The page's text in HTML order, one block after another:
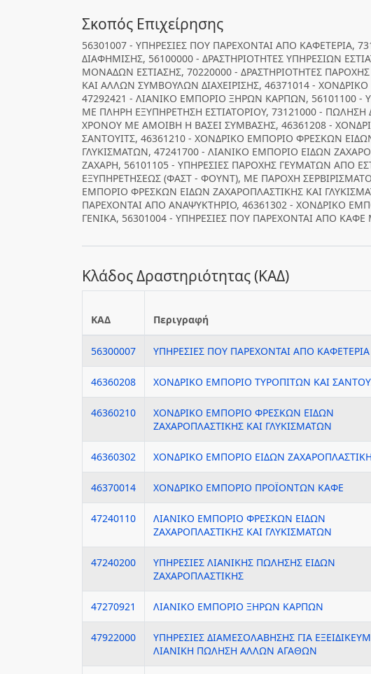
Σκοπός Επιχείρησης
56301007 - ΥΠΗΡΕΣΙΕΣ ΠΟΥ ΠΑΡΕΧΟΝΤΑΙ ΑΠΟ ΚΑΦΕΤΕΡΙΑ,
ΔΙΑΦΗΜΙΣΗΣ, 56100000 - ΔΡΑΣΤΗΡΙΟΤΗΤΕΣ ΥΠΗΡΕΣΙΩΝ
ΜΟΝΑΔΩΝ ΕΣΤΙΑΣΗΣ, 70220000 - ΔΡΑΣΤΗΡΙΟΤΗΤΕΣ
ΚΑΙ ΑΛΛΩΝ ΣΥΜΒΟΥΛΩΝ ΔΙΑΧΕΙΡΙΣΗΣ, 46371014 -
47292421 - ΛΙΑΝΙΚΟ ΕΜΠΟΡΙΟ ΞΗΡΩΝ ΚΑΡΠΩΝ, 56101100 -
ΜΕ ΠΛΗΡΗ ΕΞΥΠΗΡΕΤΗΣΗ ΕΣΤΙΑΤΟΡΙΟΥ, 73121000 -
ΧΡΟΝΟΥ ΜΕ ΑΜΟΙΒΗ Η ΒΑΣΕΙ ΣΥΜΒΑΣΗΣ, 46361208 -
ΣΑΝΤΟΥΙΤΣ, 46361210 - ΧΟΝΔΡΙΚΟ ΕΜΠΟΡΙΟ ΦΡΕΣΚΩΝ
ΓΛΥΚΙΣΜΑΤΩΝ, 47241700 - ΛΙΑΝΙΚΟ ΕΜΠΟΡΙΟ ΕΙΔΩΝ
ΖΑΧΑΡΗ, 56101105 - ΥΠΗΡΕΣΙΕΣ ΠΑΡΟΧΗΣ ΓΕΥΜΑΤΩΝ ΑΠΟ
ΕΞΥΠΗΡΕΤΗΣΕΩΣ (ΦΑΣΤ - ΦΟΥΝΤ), ΜΕ ΠΑΡΟΧΗ
ΕΜΠΟΡΙΟ ΦΡΕΣΚΩΝ ΕΙΔΩΝ ΖΑΧΑΡΟΠΛΑΣΤΙΚΗΣ ΚΑΙ
ΠΑΡΕΧΟΝΤΑΙ ΑΠΟ ΑΝΑΨΥΚΤΗΡΙΟ, 46361302 - ΧΟΝΔΡΙΚΟ
ΓΕΝΙΚΑ, 56301004 - ΥΠΗΡΕΣΙΕΣ ΠΟΥ ΠΑΡΕΧΟΝΤΑΙ ΑΠΟ
Κλάδος Δραστηριότητας (ΚΑΔ)
ΚΑΔ Περιγραφή
56300007 ΥΠΗΡΕΣΙΕΣ ΠΟΥ ΠΑΡΕΧΟΝΤΑΙ ΑΠΟ ΚΑΦΕΤΕΡΙΑ
46360208 ΧΟΝΔΡΙΚΟ ΕΜΠΟΡΙΟ ΤΥΡΟΠΙΤΩΝ ΚΑΙ
46360210
ΧΟΝΔΡΙΚΟ ΕΜΠΟΡΙΟ ΦΡΕΣΚΩΝ ΕΙΔΩΝ
ΖΑΧΑΡΟΠΛΑΣΤΙΚΗΣ ΚΑΙ ΓΛΥΚΙΣΜΑΤΩΝ
46360302 ΧΟΝΔΡΙΚΟ ΕΜΠΟΡΙΟ ΕΙΔΩΝ
46370014 ΧΟΝΔΡΙΚΟ ΕΜΠΟΡΙΟ ΠΡΟΪΟΝΤΩΝ ΚΑΦΕ
47240110
ΛΙΑΝΙΚΟ ΕΜΠΟΡΙΟ ΦΡΕΣΚΩΝ ΕΙΔΩΝ
ΖΑΧΑΡΟΠΛΑΣΤΙΚΗΣ ΚΑΙ ΓΛΥΚΙΣΜΑΤΩΝ
47240200
ΥΠΗΡΕΣΙΕΣ ΛΙΑΝΙΚΗΣ ΠΩΛΗΣΗΣ ΕΙΔΩΝ
ΖΑΧΑΡΟΠΛΑΣΤΙΚΗΣ
47270921 ΛΙΑΝΙΚΟ ΕΜΠΟΡΙΟ ΞΗΡΩΝ ΚΑΡΠΩΝ
47922000
ΥΠΗΡΕΣΙΕΣ ΔΙΑΜΕΣΟΛΑΒΗΣΗΣ ΓΙΑ
ΛΙΑΝΙΚΗ ΠΩΛΗΣΗ ΑΛΛΩΝ ΑΓΑΘΩΝ